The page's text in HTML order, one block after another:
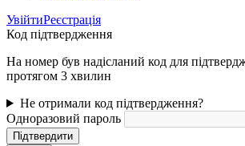
УвійтиРеєстрація
Код підтвердження
На номер був надісланий код для
протягом 3 хвилин
Не отримали код підтвердження?
Одноразовий пароль
Підтвердити